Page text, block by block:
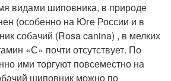
видами шиповника, в природе
(особенно на Юге России и в
собачий (Rosa canina) , в мелких
«С» почти отсутствует. По
ими торгуют повсеместно на
шиповник можно по